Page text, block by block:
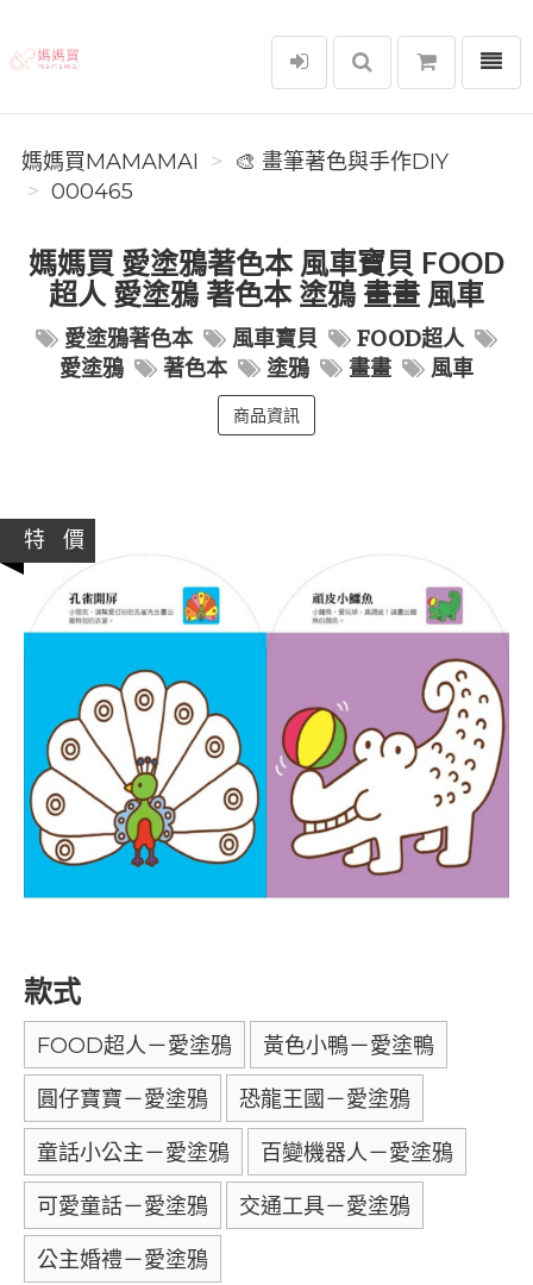
媽媽買MAMAMAI
選單
媽媽買MAMAMAI
🎨 畫筆著色與手作DIY
000465
媽媽買 愛塗鴉著色本 風車寶貝 FOOD
超人 愛塗鴉 著色本 塗鴉 畫畫 風車
愛塗鴉著色本 風車寶貝
FOOD超人
愛塗鴉
著色本 塗鴉 畫畫 風車
商品資訊
特 價
款式
FOOD超人－愛塗鴉 黃色小鴨－愛塗鴨
圓仔寶寶－愛塗鴉 恐龍王國－愛塗鴉
童話小公主－愛塗鴉 百變機器人－愛塗鴉
可愛童話－愛塗鴉 交通工具－愛塗鴉
公主婚禮－愛塗鴉